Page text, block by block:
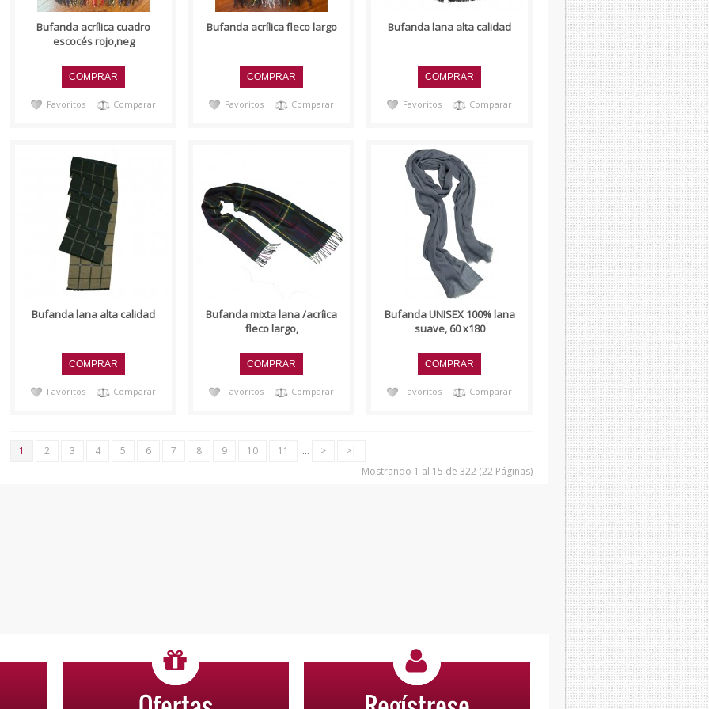
Bufanda acrílica cuadro
escocés rojo,neg
Favoritos Comparar
Bufanda acrí­lica fleco largo
Favoritos Comparar
Bufanda lana alta calidad
Favoritos Comparar
..
Bufanda lana alta calidad
Favoritos Comparar
..
Bufanda mixta lana /acríica
fleco largo,
Favoritos Comparar
..
Bufanda UNISEX 100% lana
suave, 60 x180
Favoritos Comparar
1 2 3 4 5 6 7 8 9 10 11 .... >
>|
Mostrando 1 al 15 de 322 (22 Páginas)